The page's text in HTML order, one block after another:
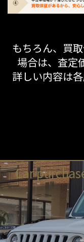
もちろん、買
場合は、査定
詳しい内容は
Car